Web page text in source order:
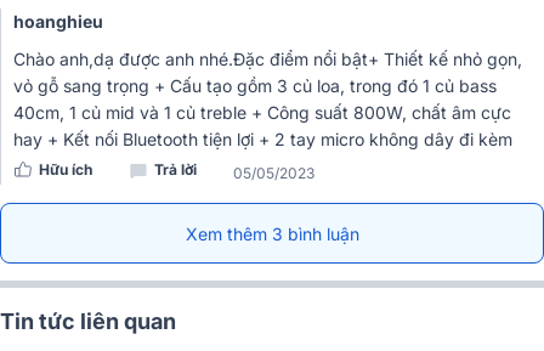
kéo
công suất lớn Sansui SG10-15 giúp lọc tạp âm cực tốt, những
tiếng xì xào, tiếng rè, cho âm thanh đầu ra cực hay và mướt vô
cùng.
Hỗ trợ người hát karaoke cực tốt
Người hát có thể thoải mái thể hiện hát karaoke, vang số xử lý giọng
hát của bạn, giúp cho chất âm trong thanh, ngọt nhưng không bị
ảo, vẫn sống động và chân thực nhất.
Bộ micro không dây hiện đại, cao cấp
Bộ micro không dây đi kèm cũng khiến người dùng ấn tượng, thân
xám tro sang trọng. Hơn hết, micro còn hút âm tốt, không bị rè hay
hú khi hát, cho âm thanh chân thực và hát nhiều không có cảm giác
hoanghieu
Chào anh,dạ được anh nhé.Đặc điểm nổi bật+ Thiết kế nhỏ gọn,
vỏ gỗ sang trọng + Cấu tạo gồm 3 củ loa, trong đó 1 củ bass
40cm, 1 củ mid và 1 củ treble + Công suất 800W, chất âm cực
hay + Kết nối Bluetooth tiện lợi + 2 tay micro không dây đi kèm
Hữu ích Trả lời 05/05/2023
Xem thêm 3 bình luận
Tin tức liên quan